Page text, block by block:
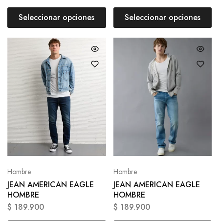
Seleccionar opciones Seleccionar opciones
Hombre
JEAN AMERICAN EAGLE
HOMBRE
$ 189.900
Hombre
JEAN AMERICAN EAGLE
HOMBRE
$ 189.900